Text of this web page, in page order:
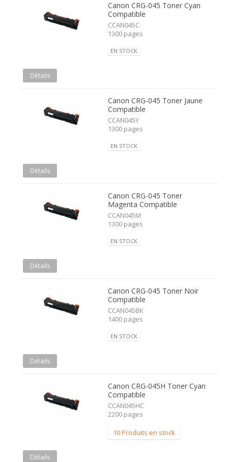
Canon CRG-045 Toner Cyan
Compatible
CCAN045C
1300 pages
EN STOCK
Détails
Canon CRG-045 Toner Jaune
Compatible
CCAN045Y
1300 pages
EN STOCK
Détails
Canon CRG-045 Toner
Magenta Compatible
CCAN045M
1300 pages
EN STOCK
Détails
Canon CRG-045 Toner Noir
Compatible
CCAN045BK
1400 pages
EN STOCK
Détails
Canon CRG-045H Toner Cyan
Compatible
CCAN045HC
2200 pages
10 Produits en stock
Détails